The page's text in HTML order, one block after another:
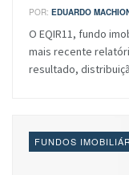
POR: EDUARDO
O EQIR11, fundo
mais recente
resultado,
FUNDOS